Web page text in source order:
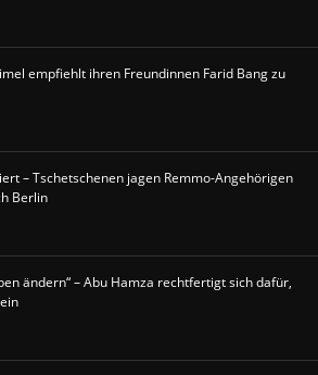
empfiehlt ihren Freundinnen Farid Bang zu
– Tschetschenen jagen Remmo-Angehörigen
Berlin
ändern“ – Abu Hamza rechtfertigt sich dafür,